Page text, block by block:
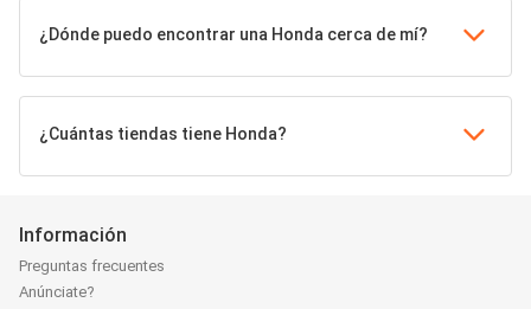
¿Dónde puedo encontrar una Honda cerca de mí?
¿Cuántas tiendas tiene Honda?
Información
Preguntas frecuentes
Anúnciate?